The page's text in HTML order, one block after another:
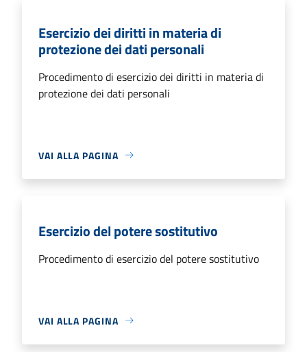
Esercizio dei diritti in materia di
protezione dei dati personali
Procedimento di esercizio dei diritti in materia di
protezione dei dati personali
VAI ALLA PAGINA
Esercizio del potere sostitutivo
Procedimento di esercizio del potere sostitutivo
VAI ALLA PAGINA